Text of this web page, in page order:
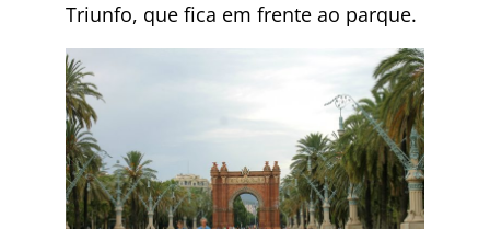
Triunfo, que fica em frente ao parque.